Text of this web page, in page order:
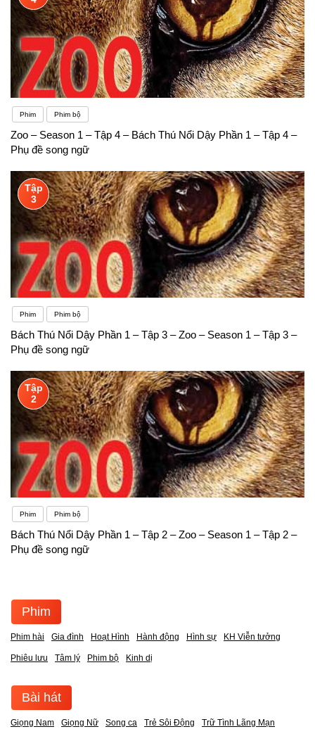
Phim Phim bộ
Zoo – Season 1 – Tập 4 – Bách Thú Nổi Dậy Phần 1 – Tập 4 –
Phụ đề song ngữ
Tập
3
Phim Phim bộ
Bách Thú Nổi Dậy Phần 1 – Tập 3 – Zoo – Season 1 – Tập 3 –
Phụ đề song ngữ
Tập
2
Phim Phim bộ
Bách Thú Nổi Dậy Phần 1 – Tập 2 – Zoo – Season 1 – Tập 2 –
Phụ đề song ngữ
Phim
Phim hài Gia đình Hoạt Hình Hành động Hình sự KH Viễn tưởng
Phiêu lưu Tâm lý Phim bộ Kinh dị
Bài hát
Giọng Nam Giọng Nữ Song ca Trẻ Sôi Động Trữ Tình Lãng Mạn